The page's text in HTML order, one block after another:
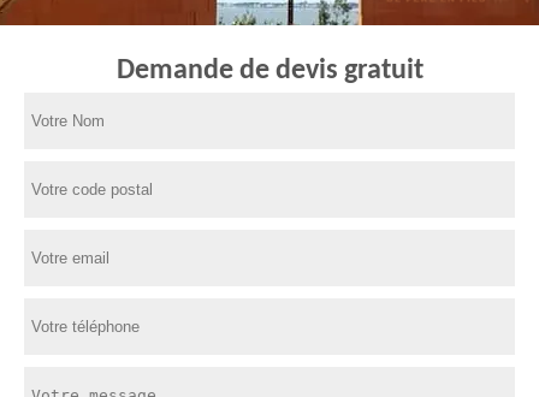
Demande de devis gratuit